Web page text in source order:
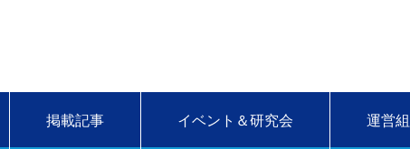
掲載記事 イベント＆研究会 運営